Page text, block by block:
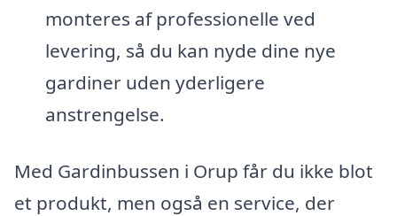
monteres af professionelle ved
levering, så du kan nyde dine nye
gardiner uden yderligere
anstrengelse.
Med Gardinbussen i Orup får du ikke blot
et produkt, men også en service, der